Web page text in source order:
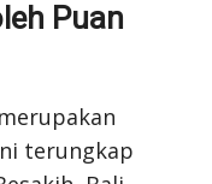
Puan
terungkap